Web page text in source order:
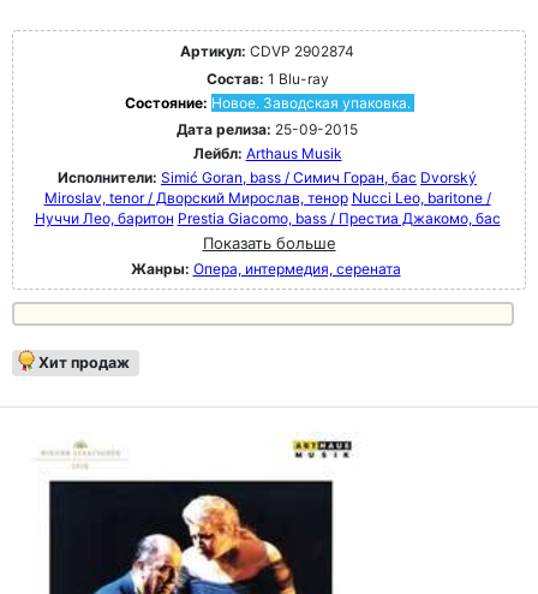
Артикул: CDVP 2902874
Состав: 1 Blu-ray
Состояние: Новое. Заводская упаковка.
Дата релиза: 25-09-2015
Лейбл: Arthaus Musik
Исполнители: Simić Goran, bass / Симич Горан, бас Dvorský
Miroslav, tenor / Дворский Мирослав, тенор Nucci Leo, baritone /
Нуччи Лео, баритон Prestia Giacomo, bass / Престиа Джакомо, бас
Показать больше
Жанры: Опера, интермедия, серената
Хит продаж